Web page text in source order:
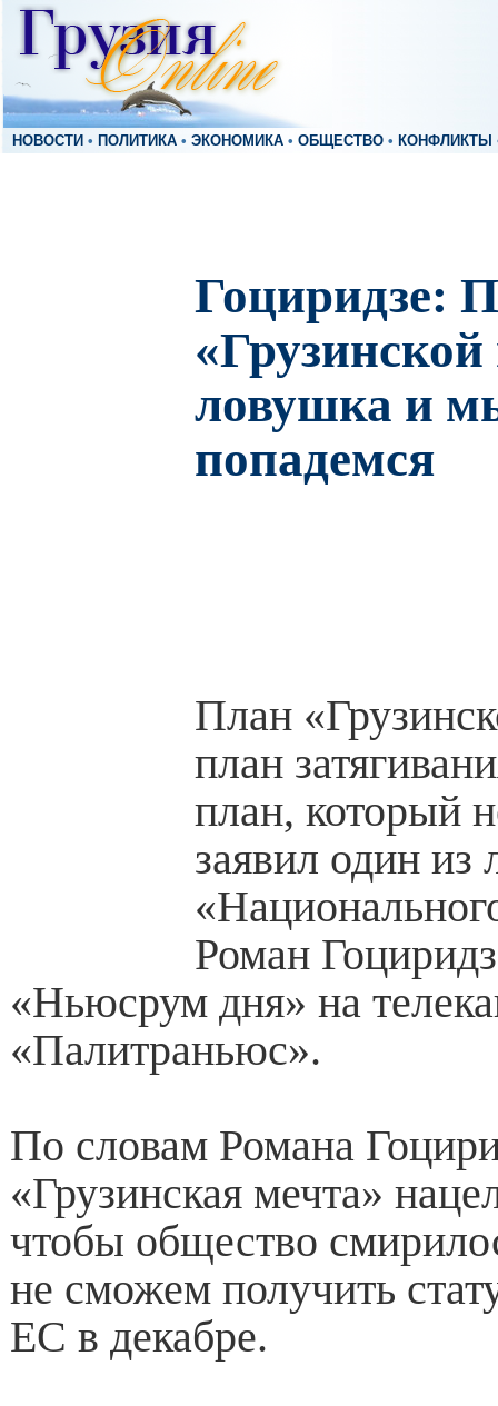
НОВОСТИ • ПОЛИТИКА • ЭКОНОМИКА • ОБЩЕСТВО • КОНФЛИКТЫ
Гоциридзе:
ловушка и
попадемся
План
план
план, который
заявил один из
Роман
«Ньюсрум дня» на
«Палитраньюс».
По словам Романа
«Грузинская мечта»
чтобы общество
не сможем получить
ЕС в декабре.